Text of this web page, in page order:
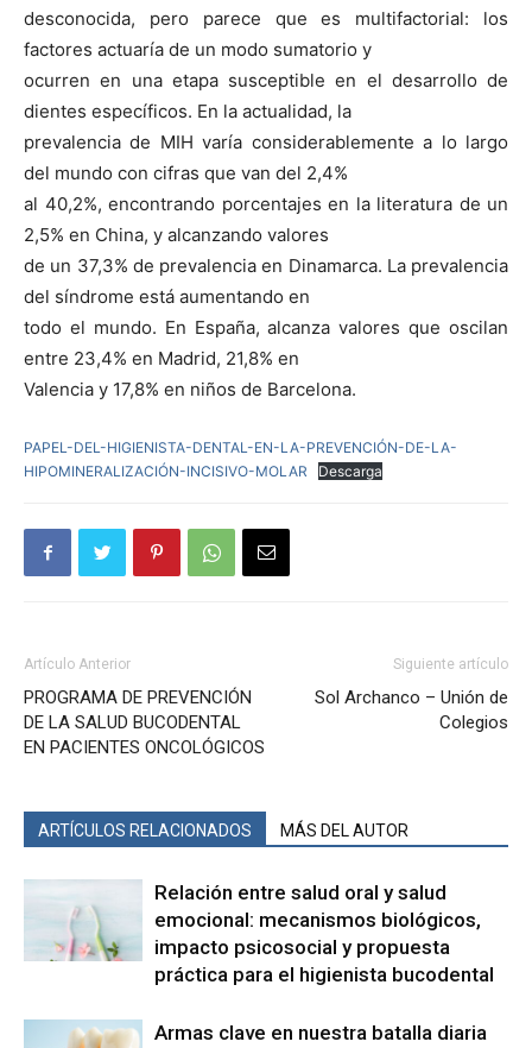
desconocida, pero parece que es multifactorial: los
factores actuaría de un modo sumatorio y
ocurren en una etapa susceptible en el desarrollo de
dientes específicos. En la actualidad, la
prevalencia de MIH varía considerablemente a lo largo
del mundo con cifras que van del 2,4%
al 40,2%, encontrando porcentajes en la literatura de un
2,5% en China, y alcanzando valores
de un 37,3% de prevalencia en Dinamarca. La prevalencia
del síndrome está aumentando en
todo el mundo. En España, alcanza valores que oscilan
entre 23,4% en Madrid, 21,8% en
Valencia y 17,8% en niños de Barcelona.
PAPEL-DEL-HIGIENISTA-DENTAL-EN-LA-PREVENCIÓN-DE-LA-
HIPOMINERALIZACIÓN-INCISIVO-MOLAR
Descarga
Artículo Anterior
PROGRAMA DE PREVENCIÓN
DE LA SALUD BUCODENTAL
EN PACIENTES ONCOLÓGICOS
Siguiente artículo
Sol Archanco – Unión de
Colegios
ARTÍCULOS RELACIONADOS MÁS DEL AUTOR
Relación entre salud oral y salud
emocional: mecanismos biológicos,
impacto psicosocial y propuesta
práctica para el higienista bucodental
Armas clave en nuestra batalla diaria